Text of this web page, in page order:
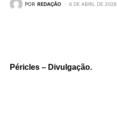
POR REDAÇÃO 6 DE ABRIL DE 2026
Péricles – Divulgação.